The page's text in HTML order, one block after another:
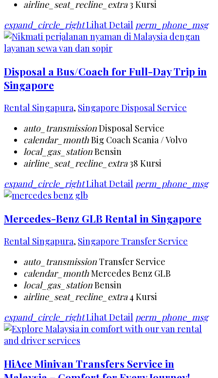
airline_seat_recline_extra3 Kursi
expand_circle_rightLihat Detail perm_phone_msg
Disposal a Bus/Coach for Full-Day Trip in
Singapore
Rental Singapura, Singapore Disposal Service
auto_transmissionDisposal Service
calendar_monthBig Coach Scania / Volvo
local_gas_stationBensin
airline_seat_recline_extra38 Kursi
expand_circle_rightLihat Detail perm_phone_msg
Mercedes-Benz GLB Rental in Singapore
Rental Singapura, Singapore Transfer Service
auto_transmission Transfer Service
calendar_monthMercedes Benz GLB
local_gas_stationBensin
airline_seat_recline_extra4 Kursi
expand_circle_rightLihat Detail perm_phone_msg
HiAce Minivan Transfers Service in